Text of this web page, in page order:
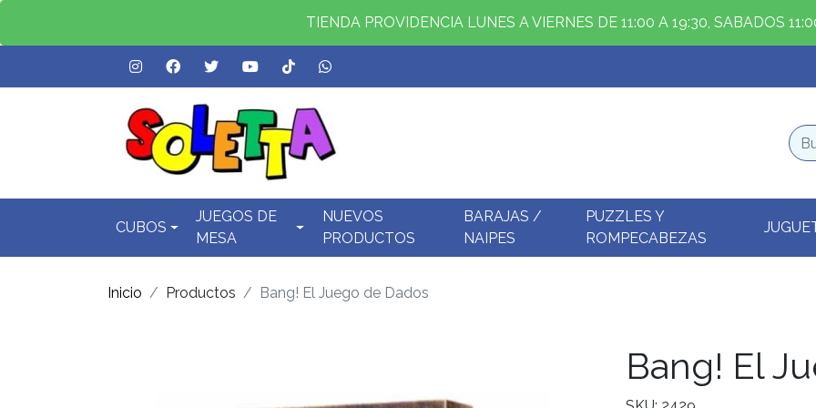
TIENDA PROVIDENCIA LUNES A VIERNES DE 11:00 A 19:30, SABADOS
CUBOS
JUEGOS DE
MESA
NUEVOS
PRODUCTOS
BARAJAS /
NAIPES
PUZZLES Y
ROMPECABEZAS
Inicio Productos Bang! El Juego de Dados
Bang! El